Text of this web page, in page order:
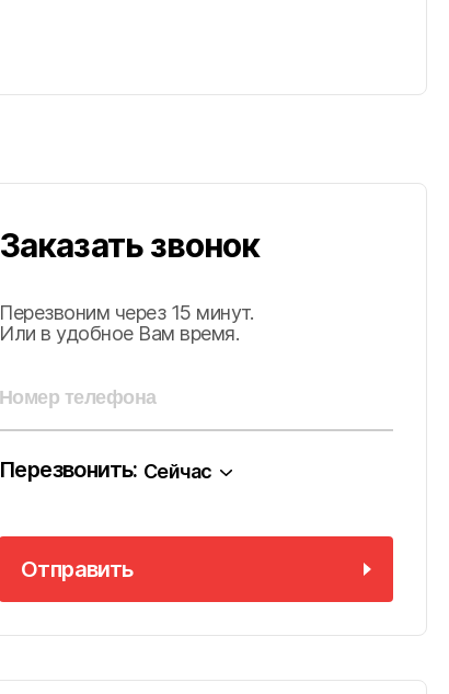
Заказать звонок
Перезвоним через 15 минут.
Или в удобное Вам время.
Перезвонить: Сейчас
Отправить